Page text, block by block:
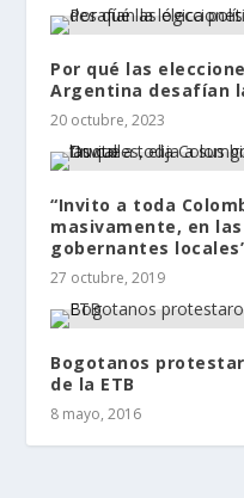
Por qué las
Argentina desafían
20 octubre, 2023
“Invito a toda
masivamente, en
gobernantes
27 octubre, 2019
Bogotanos
de la ETB
8 mayo, 2016